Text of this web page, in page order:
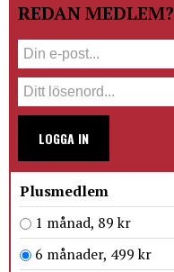
REDAN MEDLEM?
LOGGA IN
Plusmedlem
1 månad, 89 kr
6 månader, 499 kr